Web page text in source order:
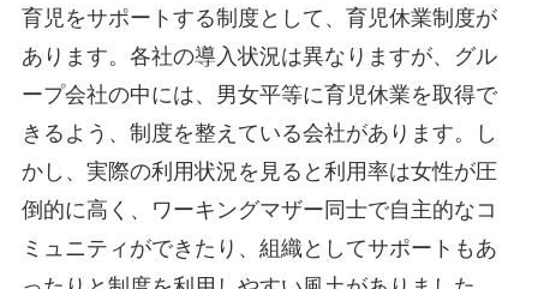
育児をサポートする制度として、育児休業制度が
あります。各社の導入状況は異なりますが、グル
ープ会社の中には、男女平等に育児休業を取得で
きるよう、制度を整えている会社があります。し
かし、実際の利用状況を見ると利用率は女性が圧
倒的に高く、ワーキングマザー同士で自主的なコ
ミュニティができたり、組織としてサポートもあ